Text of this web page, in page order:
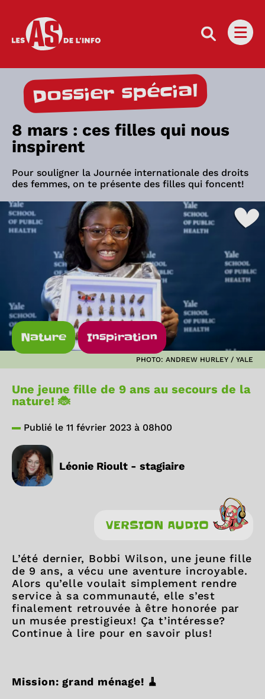
Les as de l'info
Dossier spécial
8 mars : ces filles qui nous
inspirent
Pour souligner la Journée internationale des droits
des femmes, on te présente des filles qui foncent!
Nature Inspiration
PHOTO: ANDREW HURLEY / YALE
Une jeune fille de 9 ans au secours de la
nature! 🐞
Publié le 11 février 2023 à 08h00
Léonie Rioult - stagiaire
VERSION AUDIO
L’été dernier, Bobbi Wilson, une jeune fille
de 9 ans, a vécu une aventure incroyable.
Alors qu’elle voulait simplement rendre
service à sa communauté, elle s’est
finalement retrouvée à être honorée par
un musée prestigieux! Ça t’intéresse?
Continue à lire pour en savoir plus!
Mission: grand ménage! 🧹